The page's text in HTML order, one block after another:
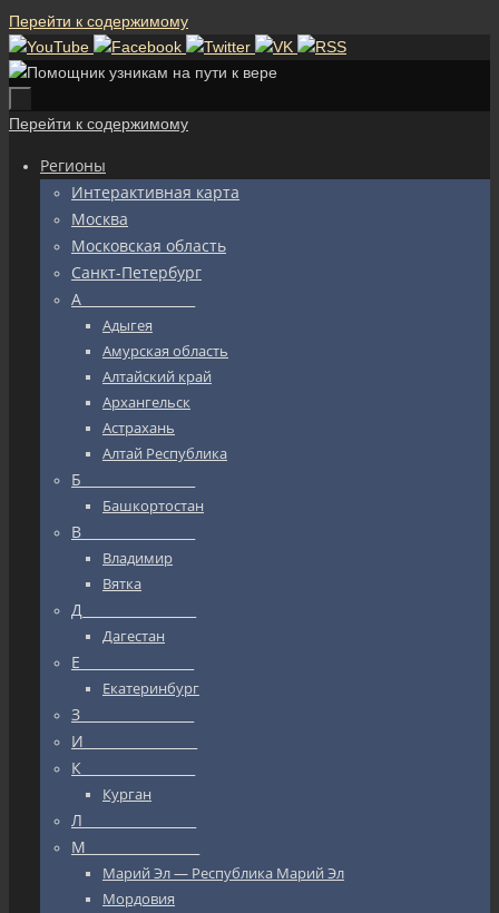
Перейти к содержимому
Перейти к содержимому
Регионы
Интерактивная карта
Москва
Московская область
Санкт-Петербург
А_________________
Адыгея
Амурская область
Алтайский край
Архангельск
Астрахань
Алтай Республика
Б_________________
Башкортостан
В_________________
Владимир
Вятка
Д_________________
Дагестан
Е_________________
Екатеринбург
З_________________
И_________________
К_________________
Курган
Л_________________
М_________________
Марий Эл — Республика Марий Эл
Мордовия